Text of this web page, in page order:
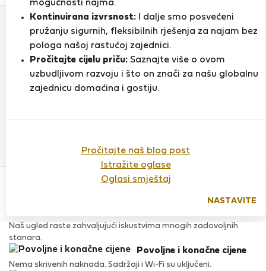
mogućnosti najma.
Kontinuirana izvrsnost: I dalje smo posvećeni
pružanju sigurnih, fleksibilnih rješenja za najam bez
pologa našoj rastućoj zajednici.
Pročitajte cijelu priču: Saznajte više o ovom
uzbudljivom razvoju i što on znači za našu globalnu
zajednicu domaćina i gostiju.
Pročitajte naš blog post
Istražite oglase
Oglasi smještaj
NASTAVITE
Ocjena
Povjerenje & Sigurnost
Naš ugled raste zahvaljujući iskustvima mnogih zadovoljnih
stanara.
Povoljne i konačne cijene
Nema skrivenih naknada. Sadržaji i Wi-Fi su uključeni.